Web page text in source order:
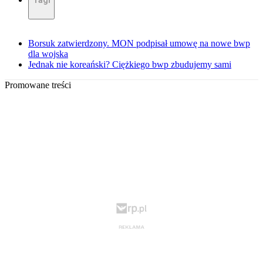
Borsuk zatwierdzony. MON podpisał umowę na nowe bwp
dla wojska
Jednak nie koreański? Ciężkiego bwp zbudujemy sami
Promowane treści